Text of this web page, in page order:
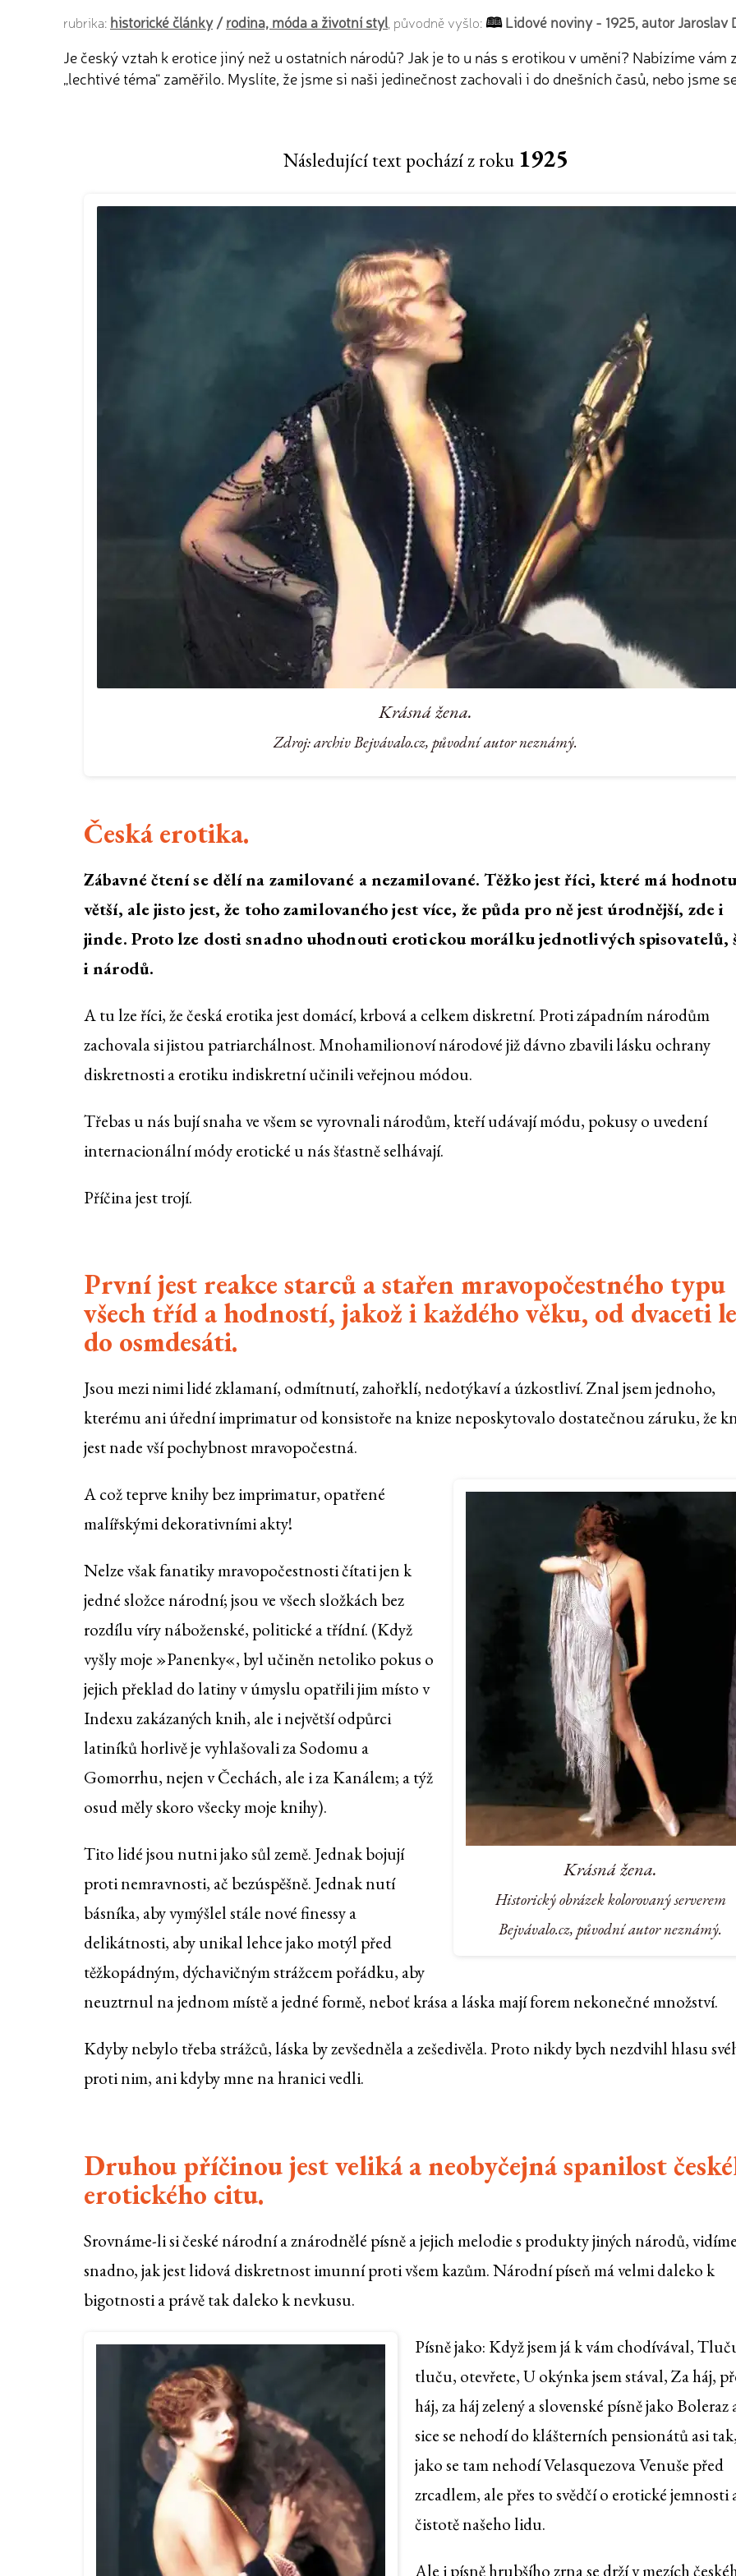
rubrika: historické články/rodina, móda a životní styl , původně vyšlo: Lidové noviny - 1925, autor Jaroslav
Je český vztah k erotice jiný než u ostatních národů? Jak je to u nás s erotikou v umění? Nabízíme
„lechtivé téma“ zaměřilo. Myslíte, že jsme si naši jedinečnost zachovali i do dnešních časů, nebo jsme
Následující text pochází z roku 1925
Krásná žena.
Zdroj: archiv Bejvávalo.cz, původní autor neznámý.
Česká erotika.
Zábavné čtení se dělí na zamilované a nezamilované. Těžko jest říci, které má
větší, ale jisto jest, že toho zamilovaného jest více, že půda pro ně jest úrodnější, zde i
jinde. Proto lze dosti snadno uhodnouti erotickou morálku jednotlivých spisovatelů,
i národů.
A tu lze říci, že česká erotika jest domácí, krbová a celkem diskretní. Proti západním národům
zachovala si jistou patriarchálnost. Mnohamilionoví národové již dávno zbavili lásku ochrany
diskretnosti a erotiku indiskretní učinili veřejnou módou.
Třebas u nás bují snaha ve všem se vyrovnali národům, kteří udávají módu, pokusy o uvedení
internacionální módy erotické u nás šťastně selhávají.
Příčina jest trojí.
První jest reakce starců a stařen mravopočestného typu
všech tříd a hodností, jakož i každého věku, od dvaceti
do osmdesáti.
Jsou mezi nimi lidé zklamaní, odmítnutí, zahořklí, nedotýkaví a úzkostliví. Znal jsem jednoho,
kterému ani úřední imprimatur od konsistoře na knize neposkytovalo dostatečnou záruku, že
jest nade vší pochybnost mravopočestná.
Krásná žena.
Historický obrázek kolorovaný serverem
Bejvávalo.cz, původní autor neznámý.
A což teprve knihy bez imprimatur, opatřené
malířskými dekorativními akty!
Nelze však fanatiky mravopočestnosti čítati jen k
jedné složce národní; jsou ve všech složkách bez
rozdílu víry náboženské, politické a třídní. (Když
vyšly moje »Panenky«, byl učiněn netoliko pokus o
jejich překlad do latiny v úmyslu opatřili jim místo v
Indexu zakázaných knih, ale i největší odpůrci
latiníků horlivě je vyhlašovali za Sodomu a
Gomorrhu, nejen v Čechách, ale i za Kanálem; a týž
osud měly skoro všecky moje knihy).
Tito lidé jsou nutni jako sůl země. Jednak bojují
proti nemravnosti, ač bezúspěšně. Jednak nutí
básníka, aby vymýšlel stále nové finessy a
delikátnosti, aby unikal lehce jako motýl před
těžkopádným, dýchavičným strážcem pořádku, aby
neuztrnul na jednom místě a jedné formě, neboť krása a láska mají forem nekonečné množství.
Kdyby nebylo třeba strážců, láska by zevšedněla a zešedivěla. Proto nikdy bych nezdvihl hlasu
proti nim, ani kdyby mne na hranici vedli.
Druhou příčinou jest veliká a neobyčejná spanilost
erotického citu.
Srovnáme-li si české národní a znárodnělé písně a jejich melodie s produkty jiných národů, vidíme
snadno, jak jest lidová diskretnost imunní proti všem kazům. Národní píseň má velmi daleko k
bigotnosti a právě tak daleko k nevkusu.
Písně jako: Když jsem já k vám chodívával,
tluču, otevřete, U okýnka jsem stával, Za háj,
háj, za háj zelený a slovenské písně jako Boleraz
sice se nehodí do klášterních pensionátů asi tak,
jako se tam nehodí Velasquezova Venuše před
zrcadlem, ale přes to svědčí o erotické jemnosti
čistotě našeho lidu.
Ale i písně hrubšího zrna se drží v mezích